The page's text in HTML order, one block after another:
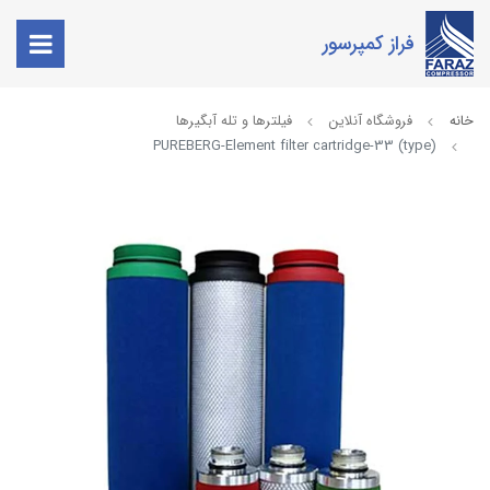
فراز کمپرسور
خانه فروشگاه آنلاین
فیلترها و تله آبگیرها
PUREBERG-Element filter cartridge-33 (type)